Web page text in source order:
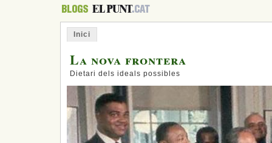
Inici
La nova frontera
Dietari dels ideals possibles